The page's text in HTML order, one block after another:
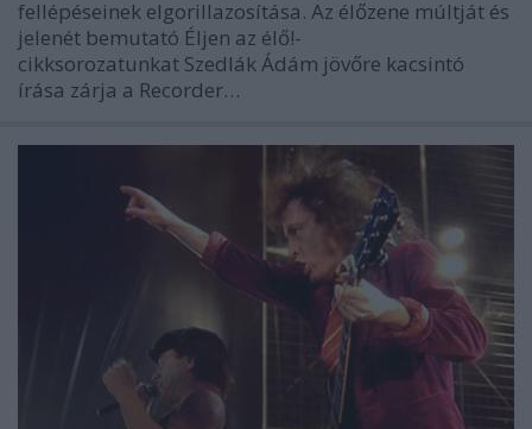
fellépéseinek elgorillazosítása. Az élőzene múltját és
jelenét bemutató Éljen az élő!-
cikksorozatunkat Szedlák Ádám jövőre kacsintó
írása zárja a Recorder…